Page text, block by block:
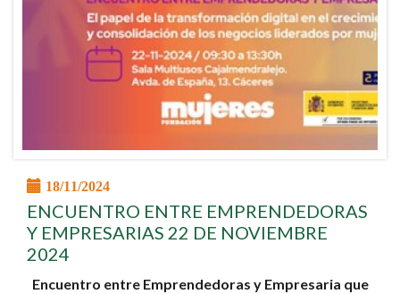
18/11/2024
ENCUENTRO ENTRE EMPRENDEDORAS
Y EMPRESARIAS 22 DE NOVIEMBRE
2024
Encuentro entre Emprendedoras y Empresaria que